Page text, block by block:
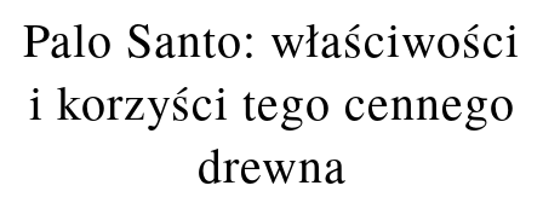
Palo Santo: właściwości
i korzyści tego cennego
drewna